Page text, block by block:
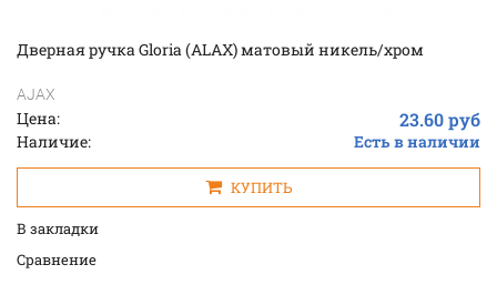
Дверная ручка Gloria (ALAX) матовый никель/хром
AJAX
Цена: 23.60 руб
Наличие: Есть в наличии
КУПИТЬ
В закладки
Cравнение